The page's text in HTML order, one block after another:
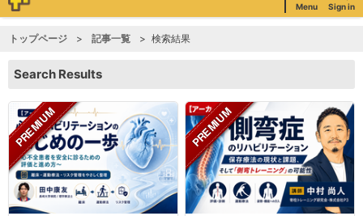
Menu Sign in
トップページ 記事一覧 検索結果
Search Results